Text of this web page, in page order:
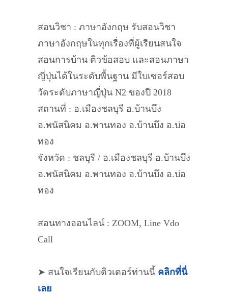
สอนวิชา : ภาษาอังกฤษ รับสอนวิชา
ภาษาอังกฤษในทุกเรื่องที่ผู้เรียนสนใจ
สอนการบ้าน ติวข้อสอบ และสอนภาษา
ญี่ปุ่นได้ในระดับพื้นฐาน มีใบเซอร์สอบ
วัดระดับภาษาญี่ปุ่น N2 ของปี 2018
สถานที่ : อ.เมืองชลบุรี อ.บ้านบึง
อ.พนัสนิคม อ.พานทอง อ.บ้านบึง อ.บ่อ
ทอง
จังหวัด : ชลบุรี / อ.เมืองชลบุรี อ.บ้านบึง
อ.พนัสนิคม อ.พานทอง อ.บ้านบึง อ.บ่อ
ทอง
สอนทางออนไลน์ : ZOOM, Line Vdo
Call
➤ สนใจเรียนกับติวเตอร์ท่านนี้ คลิกที่นี่
เลย